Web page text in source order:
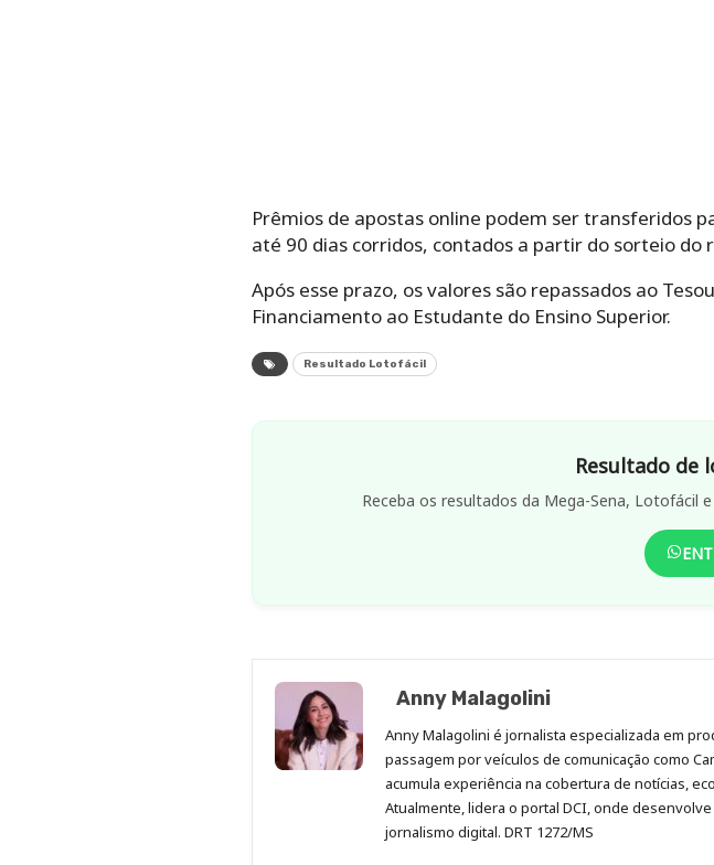
Prêmios de apostas online podem ser transferidos
até 90 dias corridos, contados a partir do sorteio
Após esse prazo, os valores são repassados ao
Financiamento ao Estudante do Ensino Superior.
Resultado Lotofácil
Resultado de
Receba os resultados da Mega-Sena, Lotofácil
Anny Malagolini
Anny Malagolini é jornalista especializada em
passagem por veículos de comunicação como
acumula experiência na cobertura de notícias,
Atualmente, lidera o portal DCI, onde
jornalismo digital. DRT 1272/MS